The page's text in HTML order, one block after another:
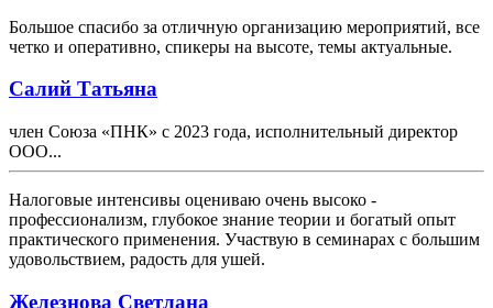
Большое спасибо за отличную организацию мероприятий, все
четко и оперативно, спикеры на высоте, темы актуальные.
Салий Татьяна
член Союза «ПНК» с 2023 года, исполнительный директор
ООО...
Налоговые интенсивы оцениваю очень высоко -
профессионализм, глубокое знание теории и богатый опыт
практического применения. Участвую в семинарах с большим
удовольствием, радость для ушей.
Железнова Светлана